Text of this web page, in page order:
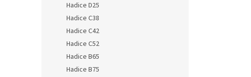
Hadice D25
Hadice C38
Hadice C42
Hadice C52
Hadice B65
Hadice B75